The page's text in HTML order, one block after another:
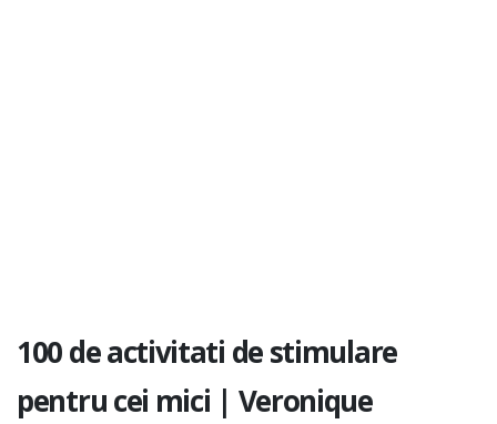
100 de activitati de stimulare
pentru cei mici | Veronique